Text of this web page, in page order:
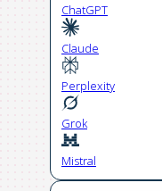
ChatGPT
Claude
Perplexity
Grok
Mistral